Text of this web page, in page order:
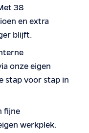
38
en extra
blijft.
onze eigen
stap voor stap in
fijne
werkplek.